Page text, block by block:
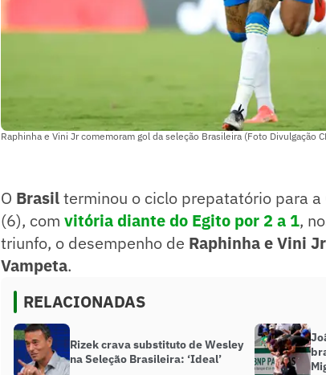
Raphinha e Vini Jr comemoram gol da seleção Brasileira (Foto Divulgação
O Brasilterminou o ciclo prepatatório para a
(6), com vitória diante do Egito por 2 a 1,
triunfo, o desempenho de Raphinha e Vini Jr
Vampeta.
RELACIONADAS
Rizek crava substituto de Wesley
na Seleção Brasileira: ‘Ideal’